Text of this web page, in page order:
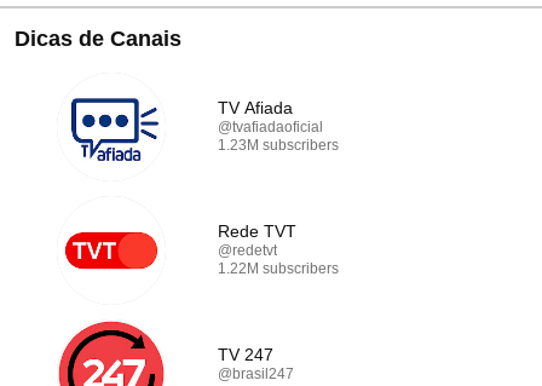
Dicas de Canais
TV Afiada
@tvafiadaoficial
1.23M subscribers
Rede TVT
@redetvt
1.22M subscribers
TV 247
@brasil247